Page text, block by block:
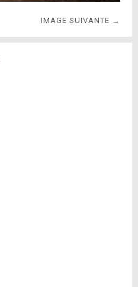
IMAGE SUIVANTE →